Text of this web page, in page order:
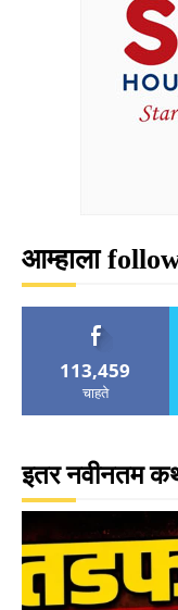
आम्हाला
113,459
चाहते
इतर नवीनतम